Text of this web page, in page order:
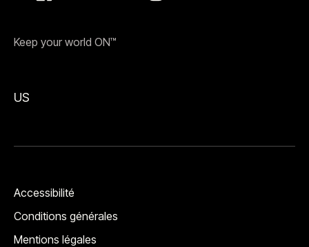
Keep your world ON™
US
Accessibilité
Conditions générales
Mentions légales